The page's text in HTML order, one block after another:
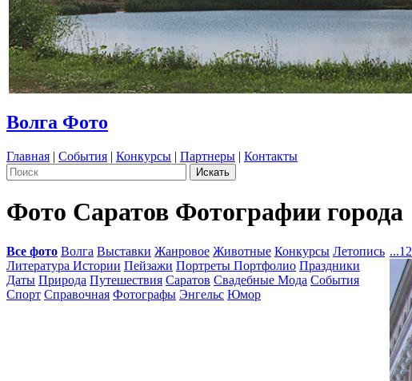
Волга Фото
Главная | События | Конкурсы | Партнеры | Контакты
Фото Саратов Фотографии города
Все фото Волга Выставки Жанровое Животные Конкурсы Летопись
Литература Истории Пейзажи Портреты Портфолио Праздники
Даты Природа Путешествия Саратов Свадебные Мода События
Спорт Справочная Фотографы Энгельс Юмор
...12